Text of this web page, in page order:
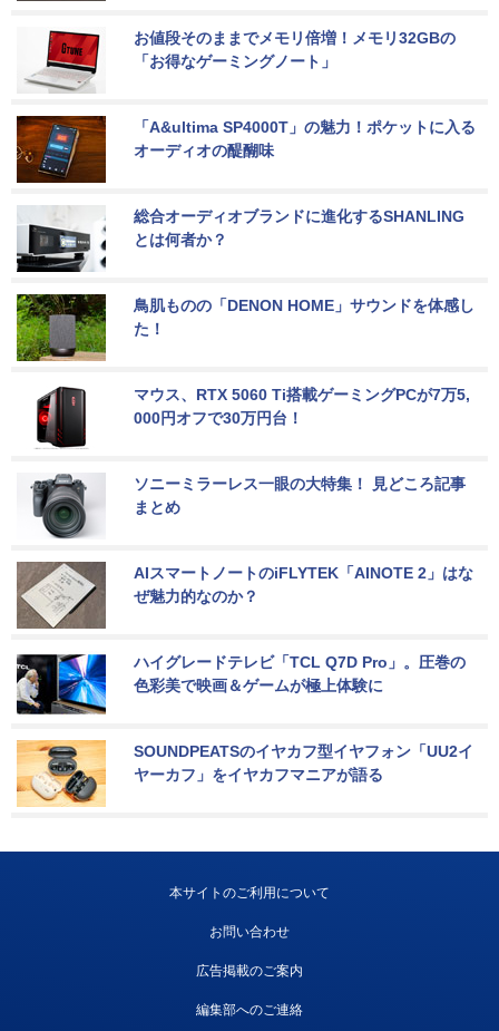
お値段そのままでメモリ倍増！メモリ32GBの
「お得なゲーミングノート」
「A&ultima SP4000T」の魅力！ポケットに入る
オーディオの醍醐味
総合オーディオブランドに進化するSHANLING
とは何者か？
鳥肌ものの「DENON HOME」サウンドを体感し
た！
マウス、RTX 5060 Ti搭載ゲーミングPCが7万5,
000円オフで30万円台！
ソニーミラーレス一眼の大特集！ 見どころ記事
まとめ
AIスマートノートのiFLYTEK「AINOTE 2」はな
ぜ魅力的なのか？
ハイグレードテレビ「TCL Q7D Pro」。圧巻の
色彩美で映画＆ゲームが極上体験に
SOUNDPEATSのイヤカフ型イヤフォン「UU2イ
ヤーカフ」をイヤカフマニアが語る
本サイトのご利用について
お問い合わせ
広告掲載のご案内
編集部へのご連絡